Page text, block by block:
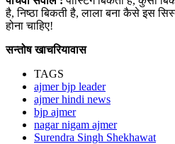
है, निष्ठा बिकती है, लाला बना कैसे इस
होना चाहिए!
सन्तोष खाचरियावास
TAGS
ajmer bjp leader
ajmer hindi news
bjp ajmer
nagar nigam ajmer
Surendra Singh Shekhawat